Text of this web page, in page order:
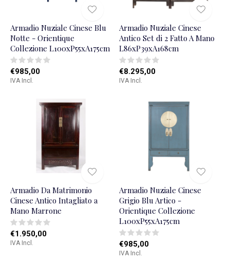
Armadio Nuziale Cinese Blu
Notte - Orientique
Collezione L100xP55xA175cm
€985,00
IVA Incl.
Armadio Nuziale Cinese
Antico Set di 2 Fatto A Mano
L86xP39xA168cm
€8.295,00
IVA Incl.
Armadio Da Matrimonio
Cinese Antico Intagliato a
Mano Marrone
€1.950,00
IVA Incl.
Armadio Nuziale Cinese
Grigio Blu Artico -
Orientique Collezione
L100xP55xA175cm
€985,00
IVA Incl.